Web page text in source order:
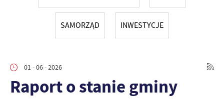
SAMORZĄD INWESTYCJE
01 - 06 - 2026
Raport o stanie gminy